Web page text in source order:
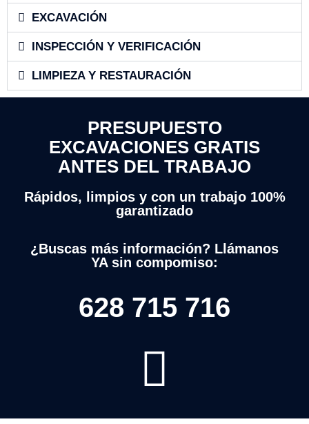
EXCAVACIÓN
INSPECCIÓN Y VERIFICACIÓN
LIMPIEZA Y RESTAURACIÓN
PRESUPUESTO
EXCAVACIONES GRATIS
ANTES DEL TRABAJO
Rápidos, limpios y con un trabajo 100%
garantizado
¿Buscas más información? Llámanos
YA sin compomiso:
628 715 716